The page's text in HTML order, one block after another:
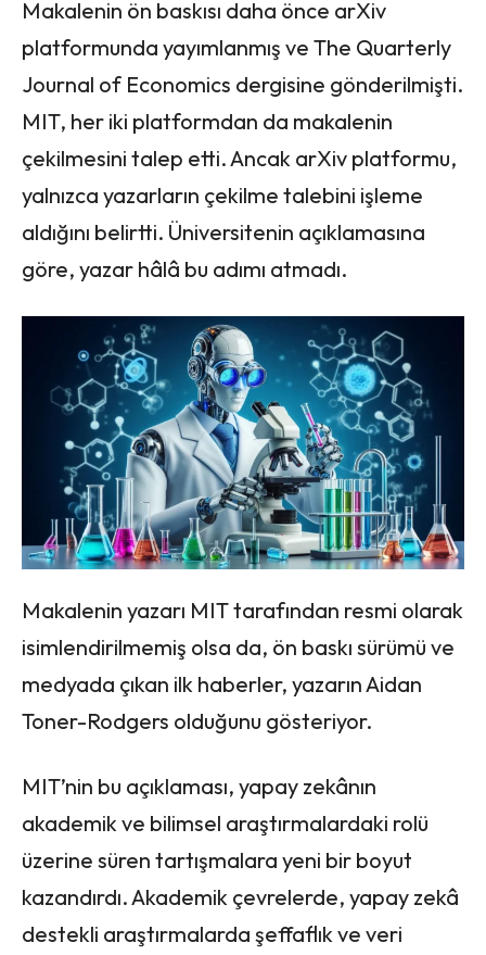
Makalenin ön baskısı daha önce arXiv
platformunda yayımlanmış ve The Quarterly
Journal of Economics dergisine gönderilmişti.
MIT, her iki platformdan da makalenin
çekilmesini talep etti. Ancak arXiv platformu,
yalnızca yazarların çekilme talebini işleme
aldığını belirtti. Üniversitenin açıklamasına
göre, yazar hâlâ bu adımı atmadı.
Makalenin yazarı MIT tarafından resmi olarak
isimlendirilmemiş olsa da, ön baskı sürümü ve
medyada çıkan ilk haberler, yazarın Aidan
Toner-Rodgers olduğunu gösteriyor.
MIT’nin bu açıklaması, yapay zekânın
akademik ve bilimsel araştırmalardaki rolü
üzerine süren tartışmalara yeni bir boyut
kazandırdı. Akademik çevrelerde, yapay zekâ
destekli araştırmalarda şeffaflık ve veri